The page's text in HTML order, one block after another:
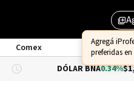
library_add
Agregá
preferidas
Comex
DÓLAR BNA0.34%$1,520.00